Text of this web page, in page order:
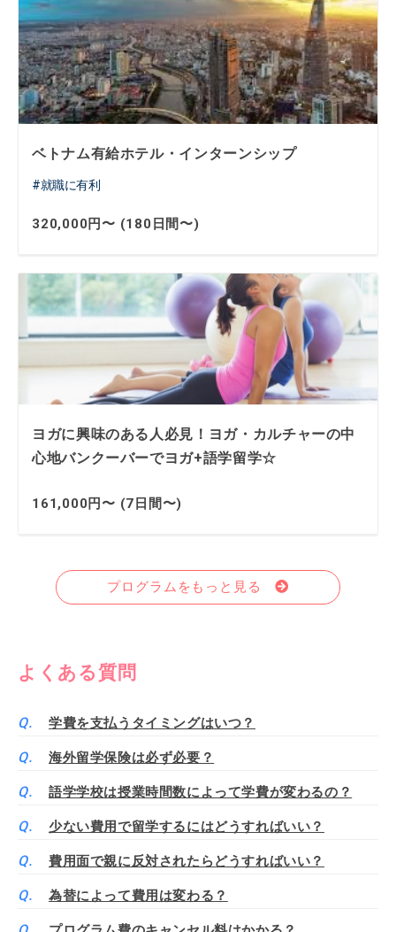
ベトナム有給ホテル・インターンシップ
就職に有利
320,000円〜 (180日間〜)
ヨガに興味のある人必見！ヨガ・カルチャーの中
心地バンクーバーでヨガ+語学留学☆
161,000円〜 (7日間〜)
プログラムをもっと見る
よくある質問
学費を支払うタイミングはいつ？
海外留学保険は必ず必要？
語学学校は授業時間数によって学費が変わるの？
少ない費用で留学するにはどうすればいい？
費用面で親に反対されたらどうすればいい？
為替によって費用は変わる？